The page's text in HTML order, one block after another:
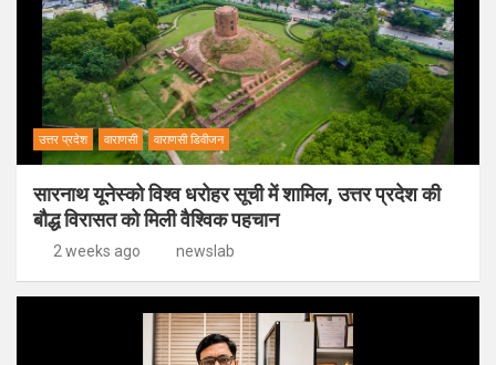
उत्तर प्रदेश वाराणसी वाराणसी डिवीजन
सारनाथ यूनेस्को विश्व धरोहर सूची में शामिल, उत्तर प्रदेश की
बौद्ध विरासत को मिली वैश्विक पहचान
2 weeks ago newslab